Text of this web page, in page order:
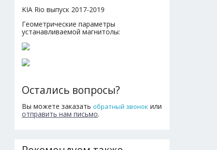
KIA Rio выпуск 2017-2019
Геометрические параметры
устанавливаемой магнитолы:
Остались вопросы?
Вы можете заказать обратный звонок или
отправить нам письмо.